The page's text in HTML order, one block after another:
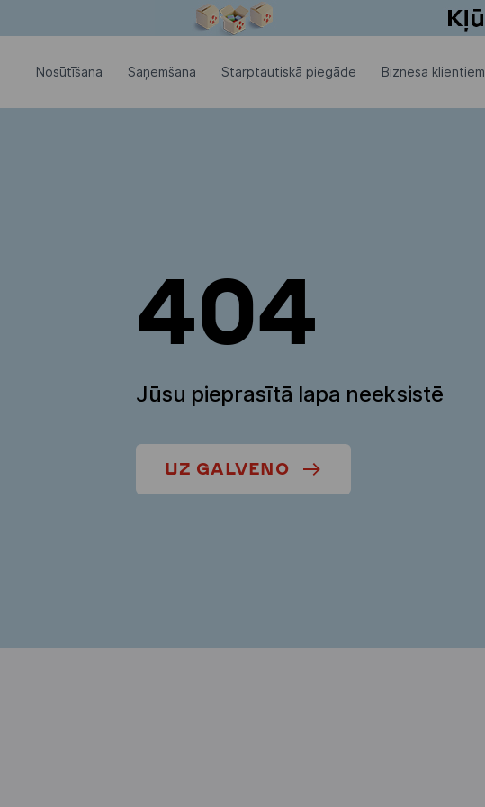
Nosūtīšana Saņemšana Starptautiskā piegāde Biznesa klientiem
404
Jūsu pieprasītā lapa neeksistē
UZ GALVENO